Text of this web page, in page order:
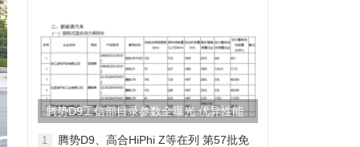
腾势D9工信部目录参数全曝光 优异性能
得以印证
1
腾势D9、高合HiPhi Z等在列 第57批免